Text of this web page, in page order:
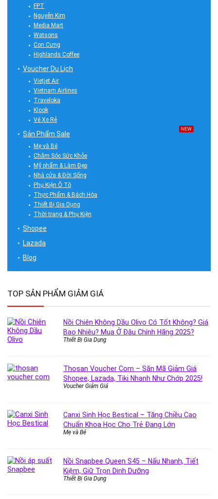
FPT
Nguyễn Kim
Media Mart
Watsons
Con Cưng
Highlands Coffee
Voucher Du Lịch
Vietjet Air
Vietnam Airlines
Traveloka
Klook
Vé Xe Rẻ
Sản Phẩm Sale
NEW
Mẹ và Bé
Chăm Sóc Sức Khỏe
Mỹ phẩm & Làm Đẹp
Nhà cửa & Đời Sống
Phụ Kiện Ô Tô
Thực Phẩm & Bách Hóa
Thiết Bị Gia Dụng
Thời trang & Phụ Kiện
Shopee
Lazada
Blog
TOP SẢN PHẨM GIẢM GIÁ
Nồi Chiên Không Dầu Olivo Có Tốt Không? Giá
Bao Nhiêu? Mua Ở Đâu Chính Hãng 2025?
Thiết Bị Gia Dụng
Thosan Voucher Com – Săn Mã Giảm Giá
Shopee, Lazada, Tiki Nhanh Như Chớp 2025!
Voucher Giảm Giá
Canxi Sinh Học Bestical – Tăng Chiều Cao
Chuẩn Khoa Học Cho Trẻ Đang Lớn
Mẹ và Bé
Nồi Snapbee Queen S45 – Nấu Nhanh, Tiết
Kiệm, Giữ Trọn Dinh Dưỡng
Thiết Bị Gia Dụng